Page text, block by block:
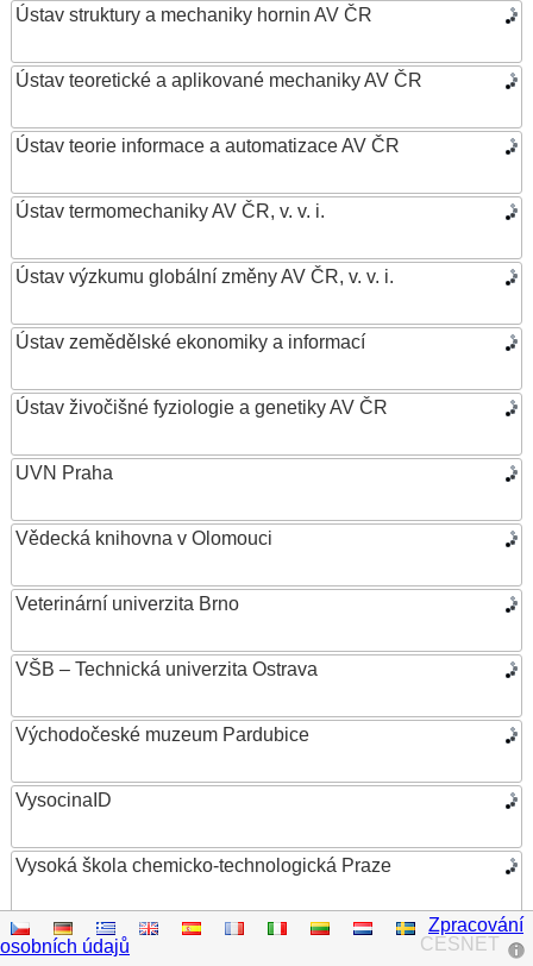
Ústav struktury a mechaniky hornin AV ČR
Ústav teoretické a aplikované mechaniky AV ČR
Ústav teorie informace a automatizace AV ČR
Ústav termomechaniky AV ČR, v. v. i.
Ústav výzkumu globální změny AV ČR, v. v. i.
Ústav zemědělské ekonomiky a informací
Ústav živočišné fyziologie a genetiky AV ČR
UVN Praha
Vědecká knihovna v Olomouci
Veterinární univerzita Brno
VŠB – Technická univerzita Ostrava
Východočeské muzeum Pardubice
VysocinaID
Vysoká škola chemicko-technologická Praze
Vysoká škola ekonomická v Praze
CESNET
Zpracování
osobních údajů